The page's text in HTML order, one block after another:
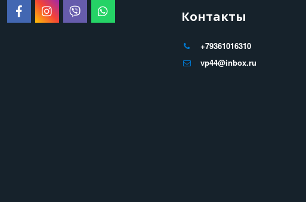
Контакты
+79361016310
vp44@inbox.ru